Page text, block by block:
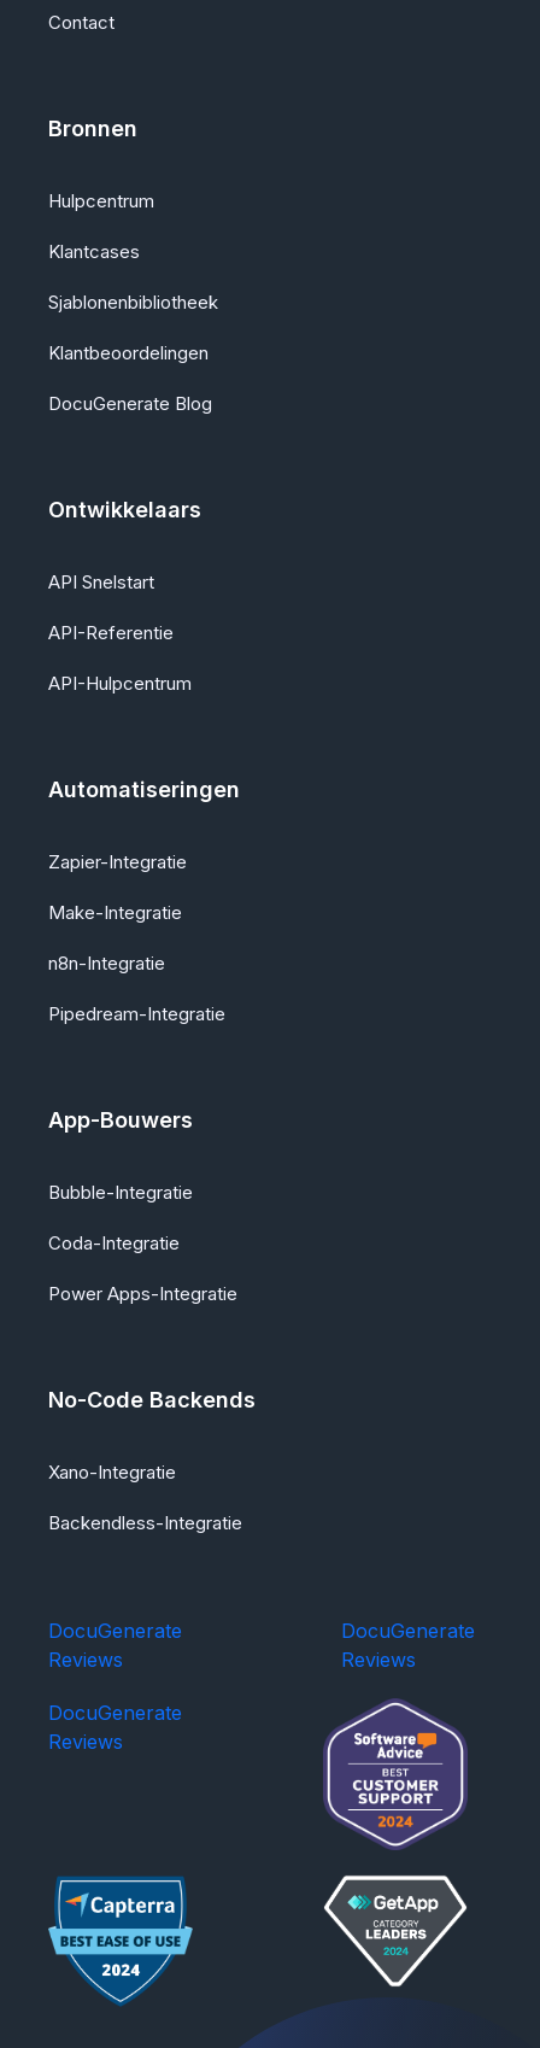
Contact
Bronnen
Hulpcentrum
Klantcases
Sjablonenbibliotheek
Klantbeoordelingen
DocuGenerate Blog
Ontwikkelaars
API Snelstart
API-Referentie
API-Hulpcentrum
Automatiseringen
Zapier-Integratie
Make-Integratie
n8n-Integratie
Pipedream-Integratie
App-Bouwers
Bubble-Integratie
Coda-Integratie
Power Apps-Integratie
No-Code Backends
Xano-Integratie
Backendless-Integratie
DocuGenerate
Reviews
DocuGenerate
Reviews
DocuGenerate
Reviews